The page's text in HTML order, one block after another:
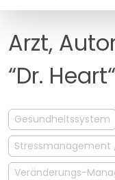
MANAGEMENT
Arzt,
“Dr. Heart“
Gesundheitssystem
Stressmanagement
Veränderungs-